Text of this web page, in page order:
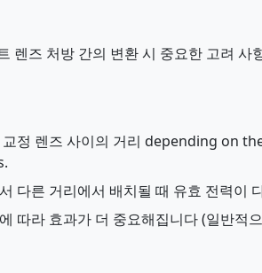
렌즈 처방 간의 변환 시 중요한 고려 사
교정 렌즈 사이의 거리 depending on
다른 거리에서 배치될 때 유효 전력이
따라 효과가 더 중요해집니다 (일반적